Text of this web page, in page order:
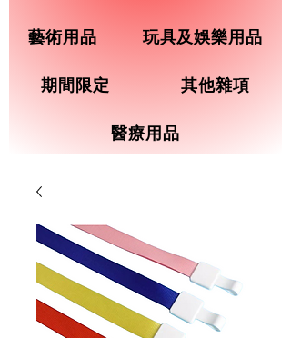
藝術用品 玩具及娛樂用品
期間限定 其他雜項
醫療用品